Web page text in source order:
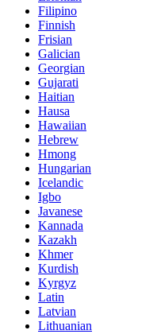
Filipino
Finnish
Frisian
Galician
Georgian
Gujarati
Haitian
Hausa
Hawaiian
Hebrew
Hmong
Hungarian
Icelandic
Igbo
Javanese
Kannada
Kazakh
Khmer
Kurdish
Kyrgyz
Latin
Latvian
Lithuanian